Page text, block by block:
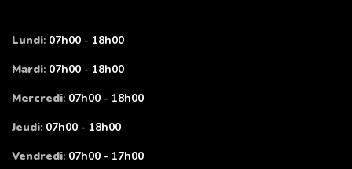
Lundi: 07h00 - 18h00
Mardi: 07h00 - 18h00
Mercredi: 07h00 - 18h00
Jeudi: 07h00 - 18h00
Vendredi: 07h00 - 17h00